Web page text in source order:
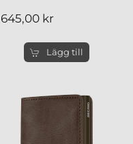
645,00 kr
Lägg till